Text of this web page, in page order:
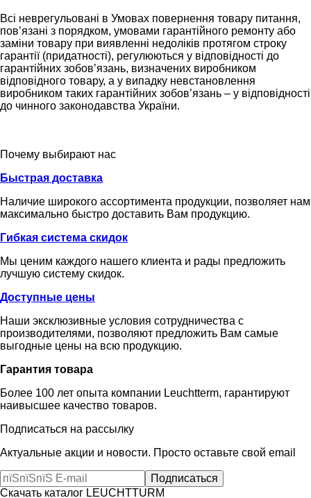
Всі неврегульовані в Умовах повернення товару питання,
пов’язані з порядком, умовами гарантійного ремонту або
заміни товару при виявленні недоліків протягом строку
гарантії (придатності), регулюються у відповідності до
гарантійних зобов’язань, визначених виробником
відповідного товару, а у випадку невстановлення
виробником таких гарантійних зобов’язань – у відповідності
до чинного законодавства України.
Почему выбирают нас
Быстрая доставка
Наличие широкого ассортимента продукции, позволяет нам
максимально быстро доставить Вам продукцию.
Гибкая система скидок
Мы ценим каждого нашего клиента и рады предложить
лучшую систему скидок.
Доступные цены
Наши эксклюзивные условия сотрудничества с
производителями, позволяют предложить Вам самые
выгодные цены на всю продукцию.
Гарантия товара
Более 100 лет опыта компании Leuchtterm, гарантируют
наивысшее качество товаров.
Подписаться на рассылку
Актуальные акции и новости. Просто оставьте свой email
Скачать каталог LEUCHTTURM